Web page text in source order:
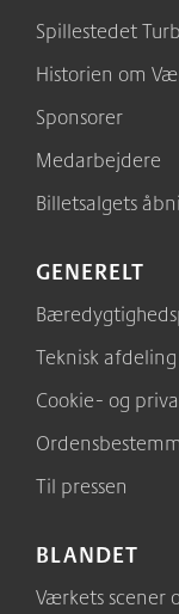
Spillestedet
Historien om
Sponsorer
Medarbejdere
Billetsalgets
GENERELT
Teknisk
Cookie- og
Til pressen
BLANDET
Værkets scener